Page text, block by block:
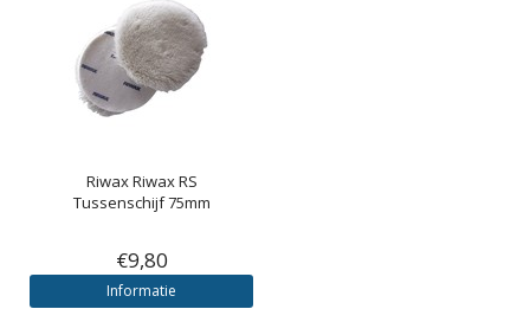
RiwaxRiwax RS
Tussenschijf 75mm
€9,80
Informatie